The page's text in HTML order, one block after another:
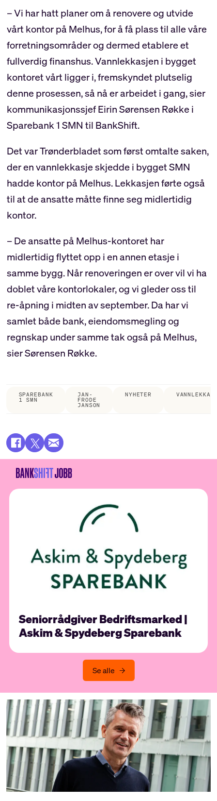
– Vi har hatt planer om å renovere og utvide
vårt kontor på Melhus, for å få plass til alle våre
forretningsområder og dermed etablere et
fullverdig finanshus. Vannlekkasjen i bygget
kontoret vårt ligger i, fremskyndet plutselig
denne prosessen, så nå er arbeidet i gang, sier
kommunikasjonssjef Eirin Sørensen Røkke i
Sparebank 1 SMN til BankShift.
Det var Trønderbladet som først omtalte saken,
der en vannlekkasje skjedde i bygget SMN
hadde kontor på Melhus. Lekkasjen førte også
til at de ansatte måtte finne seg midlertidig
kontor.
– De ansatte på Melhus-kontoret har
midlertidig flyttet opp i en annen etasje i
samme bygg. Når renoveringen er over vil vi ha
doblet våre kontorlokaler, og vi gleder oss til
re-åpning i midten av september. Da har vi
samlet både bank, eiendomsmegling og
regnskap under samme tak også på Melhus,
sier Sørensen Røkke.
SPAREBANK
1 SMN
JAN-
FRODE
JANSON
NYHETER
Seniorrådgiver Bedriftsmarked |
Askim & Spydeberg Sparebank
Se alle